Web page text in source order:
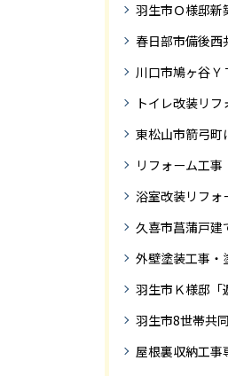
羽生市Ｏ様邸新築工事・
春日部市備後西共同住宅8
川口市鳩ヶ谷ＹＴ様
トイレ改装リ
東松山市箭弓町にて16世帯
リフォーム工事
浴室改装リフォーム
久喜市菖蒲戸建
外壁塗装工事・
羽生市Ｋ様邸「遮
羽生市8世帯共同住
屋根裏収納工事